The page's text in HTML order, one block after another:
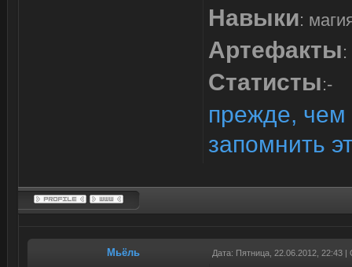
Навыки:
Артефакты
Статисты:-
прежде, чем
запомнить
Мьёль Дата: Пятница, 22.06.2012, 22:43